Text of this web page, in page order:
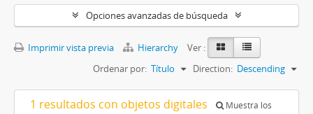
Opciones avanzadas de búsqueda
Imprimir vista previa Hierarchy
Ver :
Ordenar por: Título Direction: Descending
1 resultados con objetos digitales
Muestra los